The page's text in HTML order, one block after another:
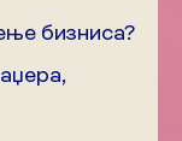
бизниса?